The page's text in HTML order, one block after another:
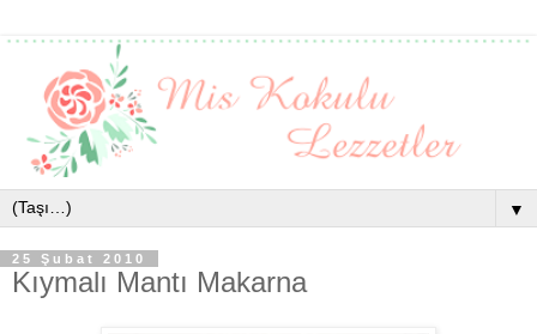
▼
25 Şubat 2010
Kıymalı Mantı Makarna